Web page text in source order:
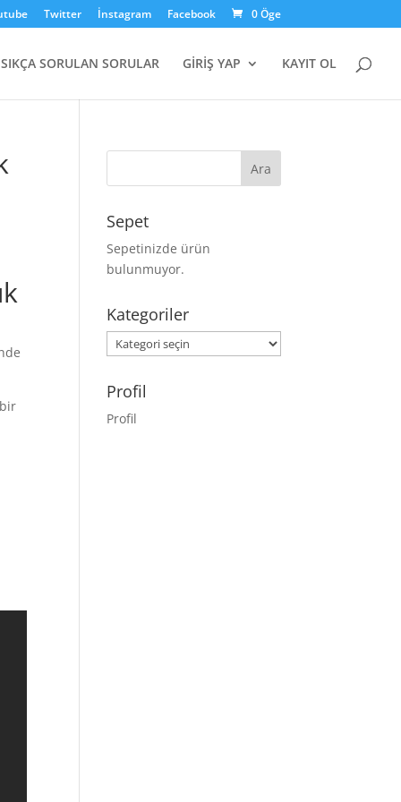
Twitter İnstagram Facebook 0 Öge
SIKÇA SORULAN SORULAR GİRİŞ YAP KAYIT OL
Sepet
Sepetinizde ürün
bulunmuyor.
Kategoriler
Kategoriler
Profil
Profil